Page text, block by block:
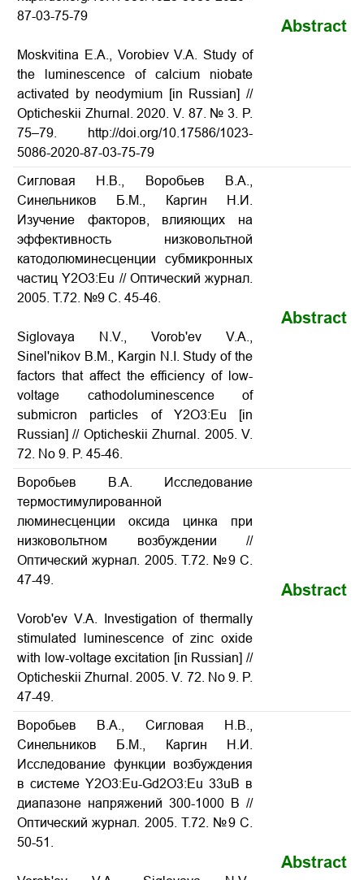
87-03-75-79
Moskvitina E.A., Vorobiev V.A. Study of
the luminescence of calcium niobate
activated by neodymium [in Russian] //
Opticheskii Zhurnal. 2020. V. 87. № 3. P.
75–79. http://doi.org/10.17586/1023-
5086-2020-87-03-75-79
Abstract
Сигловая Н.В., Воробьев В.А.,
Синельников Б.М., Каргин Н.И.
Изучение факторов, влияющих на
эффективность низковольтной
катодолюминесценции субмикронных
частиц Y2O3:Eu // Оптический журнал.
2005. Т.72. №9 С. 45-46.
Siglovaya N.V., Vorob'ev V.A.,
Sinel'nikov B.M., Kargin N.I. Study of the
factors that affect the efficiency of low-
voltage cathodoluminescence of
submicron particles of Y2O3:Eu
[in
Russian] // Opticheskii Zhurnal. 2005. V.
72. No 9. P. 45-46
Abstract
Воробьев В.А. Исследование
термостимулированной
люминесценции оксида цинка при
низковольтном возбуждении //
Оптический журнал. 2005. Т.72. №9 С.
47-49.
Vorob'ev V.A. Investigation of thermally
stimulated luminescence of zinc oxide
with low-voltage excitation [in Russian] //
Opticheskii Zhurnal. 2005. V. 72. No 9. P.
47-49
Abstract
Воробьев В.А., Сигловая Н.В.,
Синельников Б.М., Каргин Н.И.
Исследование функции возбуждения
в системе Y2O3:Eu-Gd2O3:Eu 33uB в
диапазоне напряжений 300-1000 В //
Оптический журнал. 2005. Т.72. №9 С.
50-51.
Abstract